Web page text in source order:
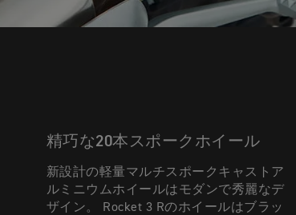
精巧な20本スポークホイール
新設計の軽量マルチスポークキャストア
ルミニウムホイールはモダンで秀麗なデ
ザイン。 Rocket 3 Rのホイールはブラッ